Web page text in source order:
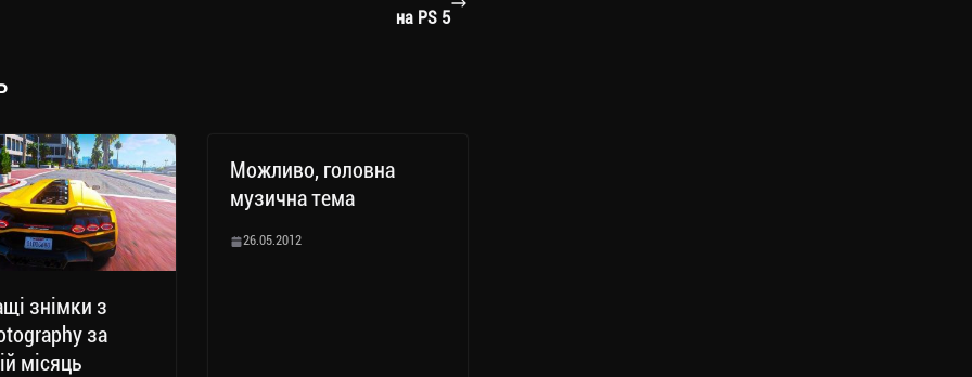
на PS 5
знімки з
за
місяць
Можливо, головна
музична тема
26.05.2012